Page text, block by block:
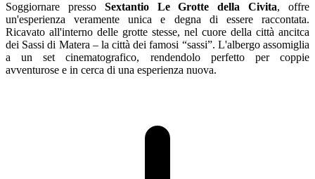
Soggiornare presso Sextantio Le Grotte della Civita, offre
un'esperienza veramente unica e degna di essere raccontata.
Ricavato all'interno delle grotte stesse, nel cuore della città ancitca
dei Sassi di Matera – la città dei famosi “sassi”. L'albergo assomiglia
a un set cinematografico, rendendolo perfetto per coppie
avventurose e in cerca di una esperienza nuova.